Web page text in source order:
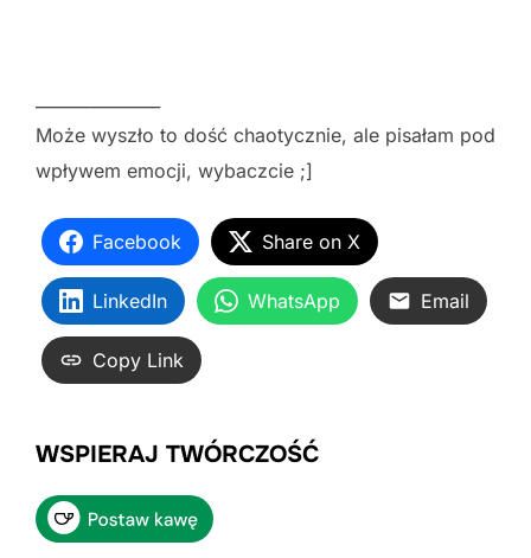
Może wyszło to dość chaotycznie, ale pisałam pod
wpływem emocji, wybaczcie ;]
Facebook Share on X
LinkedIn WhatsApp Email
Copy Link
WSPIERAJ TWÓRCZOŚĆ